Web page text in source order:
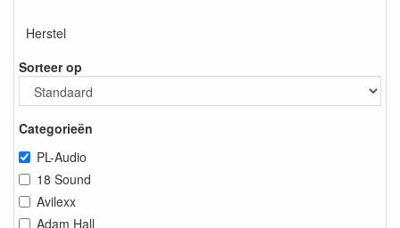
Herstel
Sorteer op
Categorieën
PL-Audio
18 Sound
Avilexx
Adam Hall